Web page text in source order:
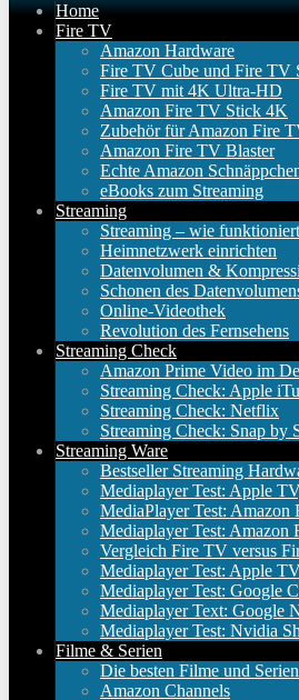
Home
Fire TV
Amazon Hardware
Fire TV Cube und Fire TV
Fire TV mit 4K Ultra-HD
Amazon Fire TV Stick 4K
Zubehör für Amazon Fire
Amazon Fire TV Blaster
Echte Amazon
eBooks zum Streaming
Streaming
Streaming – wie
Heimnetzwerk einrichten
Datenvolumen &
Schonen des
Online-Videothek
Revolution des Fernsehens
Streaming Check
Amazon Prime Video im
Streaming Check: Apple
Streaming Check: Netflix
Streaming Check: Snap by
Streaming Ware
Bestseller Streaming
Mediaplayer Test: Apple
MediaPlayer Test: Amazon
Mediaplayer Test: Amazon
Vergleich Fire TV versus
Mediaplayer Test: Apple
Mediaplayer Test: Google
Mediaplayer Text: Google
Mediaplayer Test: Nvidia
Filme & Serien
Die besten Filme und
Amazon Channels